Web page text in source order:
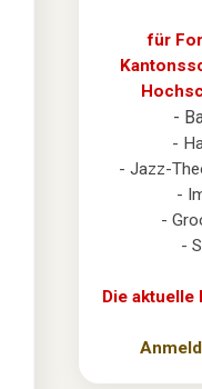
für
-
-
- Jazz-
-
-
-
Die aktuelle